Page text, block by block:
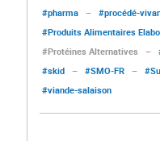
#pharma
– #procédé-
#Produits Alimentaires
#Protéines Alternatives
–
#skid
– #SMO-FR –
#viande-salaison